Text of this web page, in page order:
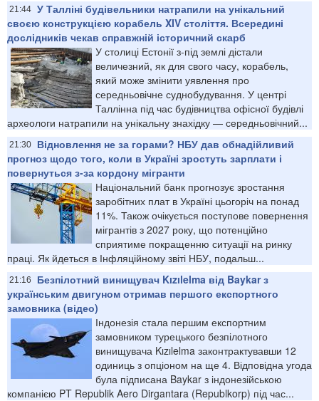
21:44 У Талліні будівельники натрапили на унікальний
своєю конструкцією корабель XIV століття. Всередині
дослідників чекав справжній історичний скарб
У столиці Естонії з-під землі дістали
величезний, як для свого часу, корабель,
який може змінити уявлення про
середньовічне суднобудування. У центрі
Таллінна під час будівництва офісної будівлі
археологи натрапили на унікальну знахідку — середньовічний...
21:30
Відновлення не за горами? НБУ дав обнадійливий
прогноз щодо того, коли в Україні зростуть зарплати і
повернуться з-за кордону мігранти
Національний банк прогнозує зростання
заробітних плат в Україні цьогоріч на понад
11%. Також очікується поступове повернення
мігрантів з 2027 року, що потенційно
сприятиме покращенню ситуації на ринку
праці. Як йдеться в Інфляційному звіті НБУ, подальш...
21:16
Безпілотний винищувач Kızılelma від Baykar з
українським двигуном отримав першого експортного
замовника (відео)
Індонезія стала першим експортним
замовником турецького безпілотного
винищувача Kızılelma законтрактувавши 12
одиниць з опціоном на ще 4. Відповідна угода
була підписана Baykar з індонезійською
компанією PT Republik Aero Dirgantara (Republkorp) під час...